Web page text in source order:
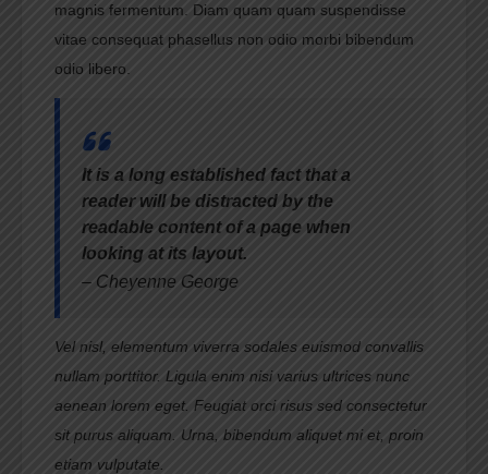
magnis fermentum. Diam quam quam suspendisse
vitae consequat phasellus non odio morbi bibendum
odio libero.
It is a long established fact that a
reader will be distracted by the
readable content of a page when
looking at its layout.
– Cheyenne George
Vel nisl, elementum viverra sodales euismod convallis
nullam porttitor. Ligula enim nisi varius ultrices nunc
aenean lorem eget. Feugiat orci risus sed consectetur
sit purus aliquam. Urna, bibendum aliquet mi et, proin
etiam vulputate.